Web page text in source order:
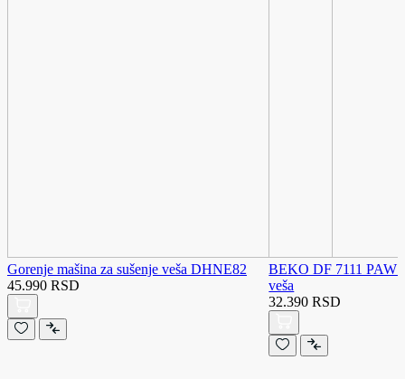
Gorenje mašina za sušenje veša DHNE82
45.990 RSD
BEKO DF 7111 PAW
veša
32.390 RSD